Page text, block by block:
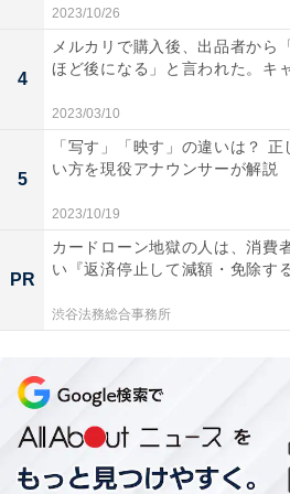
ていることを確認する
3. 設定を保存する
2023/10/26
4
メルカリで購入後、出品者から
ほど後になる」と言われた。キ
2023/03/10
5
「写す」「映す」の違いは？ 正
い方を現役アナウンサーが解説
2023/10/19
PR
カードローン地獄の人は、消費
い『返済停止して減額・免除す
渋谷法務総合事務所